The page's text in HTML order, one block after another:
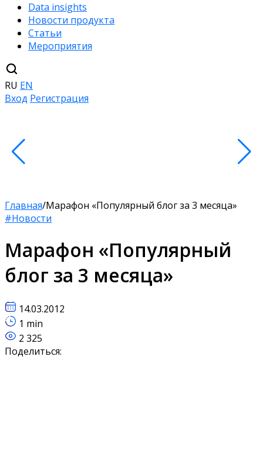
Data insights
Новости продукта
Статьи
Мероприятия
RU EN
Вход Регистрация
Главная/Марафон «Популярный блог за 3 месяца»
#Новости
Марафон «Популярный
блог за 3 месяца»
14.03.2012
1 min
2 325
Поделиться: